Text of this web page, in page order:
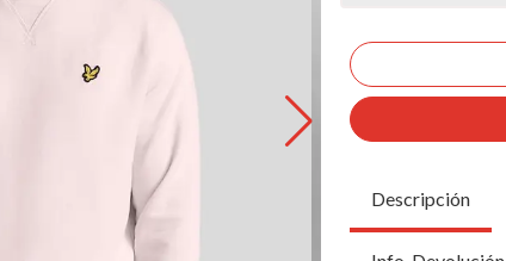
Descripción